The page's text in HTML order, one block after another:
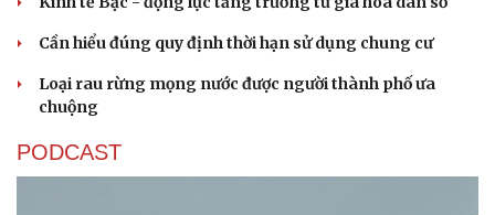
Cần hiểu đúng quy định thời hạn sử dụng chung cư
Loại rau rừng mọng nước được người thành phố ưa
chuộng
PODCAST